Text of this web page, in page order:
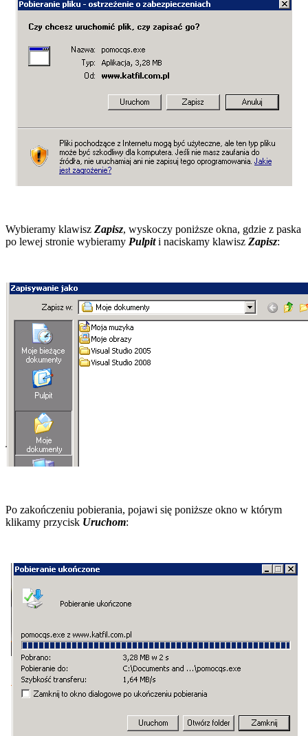
Wybieramy klawisz Zapisz, wyskoczy poniższe okna, gdzie z paska
po lewej stronie wybieramy Pulpiti naciskamy klawisz Zapisz:
Po zakończeniu pobierania, pojawi się poniższe okno w którym
klikamy przycisk Uruchom: